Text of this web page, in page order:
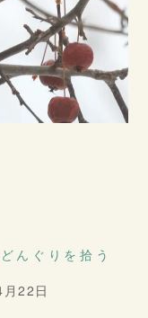
んぐりを拾う
22日